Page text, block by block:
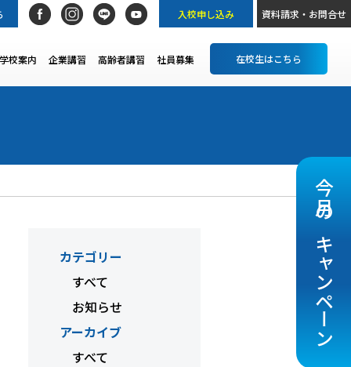
入校申し込み 資料請求・お問合せ
学校案内 企業講習 高齢者講習 社員募集 在校生はこちら
今月のキャンペーン
カテゴリー
すべて
お知らせ
アーカイブ
すべて